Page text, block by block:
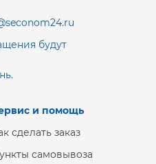
будут
и помощь
сделать заказ
самовывоза